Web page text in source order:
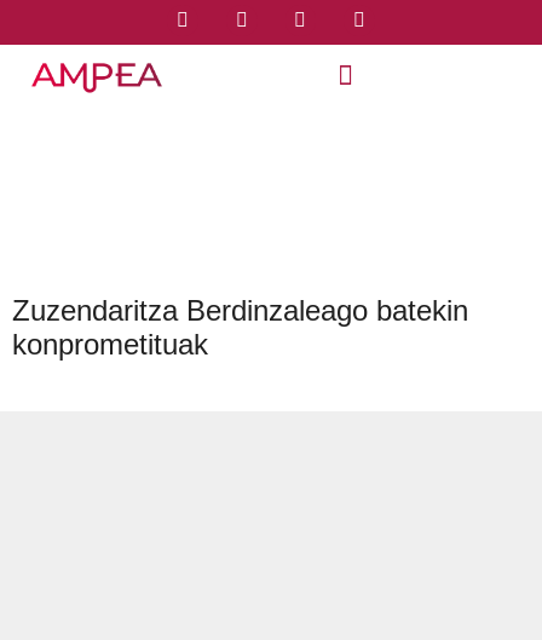
Zuzendaritza Berdinzaleago batekin
konprometituak